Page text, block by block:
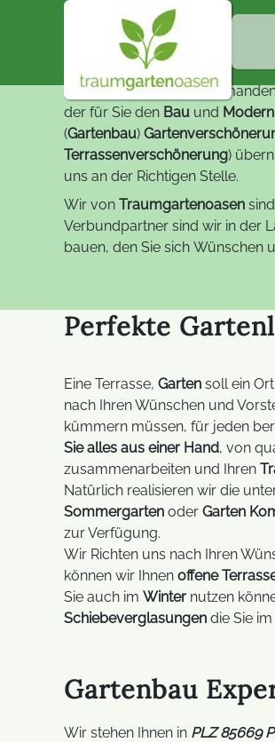
Sie benötigen, suchen
der für Sie den Bau und
(Gartenbau)
Terrassenverschönerung)
uns an der Richtigen Stelle.
Wir von Traumgartenoasen
Verbundpartner sind wir in der
bauen, den Sie sich Wünschen
Perfekte
Eine Terrasse, Garten soll ein
nach Ihren Wünschen und
kümmern müssen, für jeden
Sie alles aus einer Hand, von
zusammenarbeiten und Ihren
Natürlich realisieren wir die
Sommergarten oder Garten
zur Verfügung.
Wir Richten uns nach Ihren
können wir Ihnen offene
Sie auch im Winter nutzen
Schiebeverglasungen die Sie im
Gartenbau
Wir stehen Ihnen in PLZ 85669